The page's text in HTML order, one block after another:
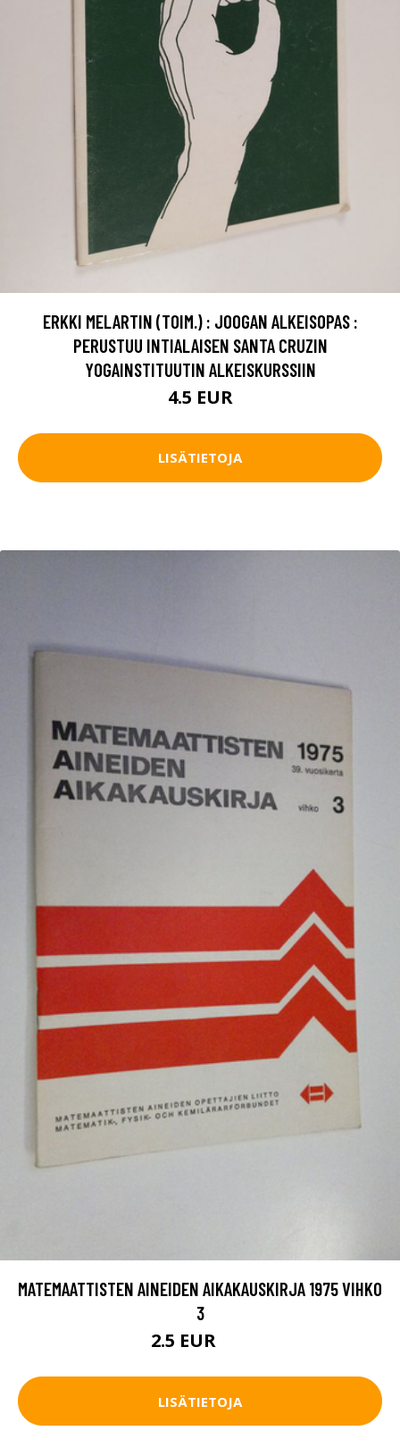
ERKKI MELARTIN (TOIM.) : JOOGAN ALKEISOPAS :
PERUSTUU INTIALAISEN SANTA CRUZIN
YOGAINSTITUUTIN ALKEISKURSSIIN
4.5 EUR
LISÄTIETOJA
MATEMAATTISTEN AINEIDEN AIKAKAUSKIRJA 1975 VIHKO
3
2.5 EUR
LISÄTIETOJA